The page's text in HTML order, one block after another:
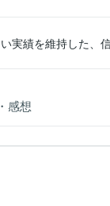
実績を維持した、
感想